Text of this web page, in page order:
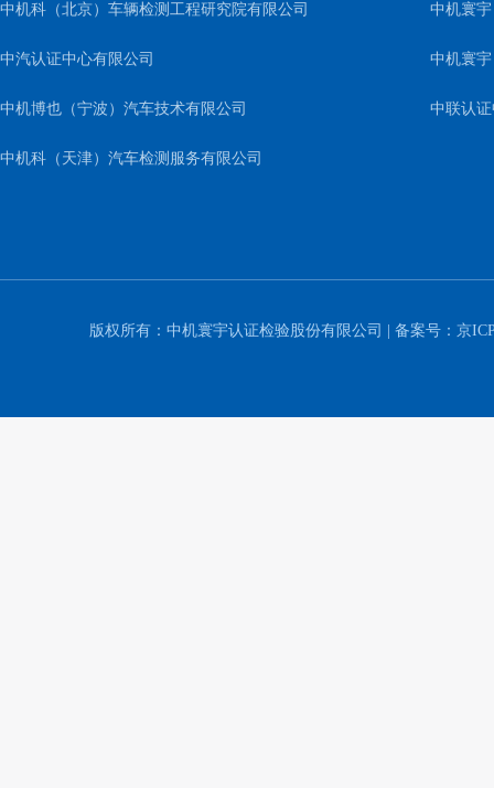
中机科（北京）车辆检测工程研究院有限公司 中机寰
中汽认证中心有限公司 中机寰
中机博也（宁波）汽车技术有限公司 中联认
中机科（天津）汽车检测服务有限公司
版权所有：中机寰宇认证检验股份有限公司 | 备案号： 京